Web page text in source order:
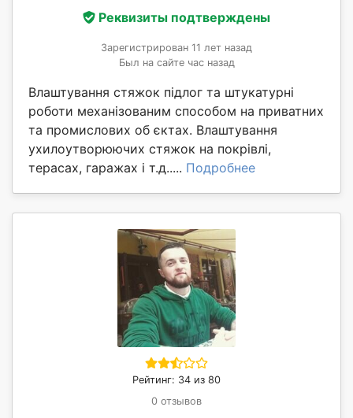
Реквизиты подтверждены
Зарегистрирован 11 лет назад
Был на сайте час назад
Влаштування стяжок підлог та штукатурні
роботи механізованим способом на приватних
та промислових об єктах. Влаштування
ухилоутворюючих стяжок на покрівлі,
терасах, гаражах і т.д..... Подробнее
Рейтинг: 34 из 80
0 отзывов